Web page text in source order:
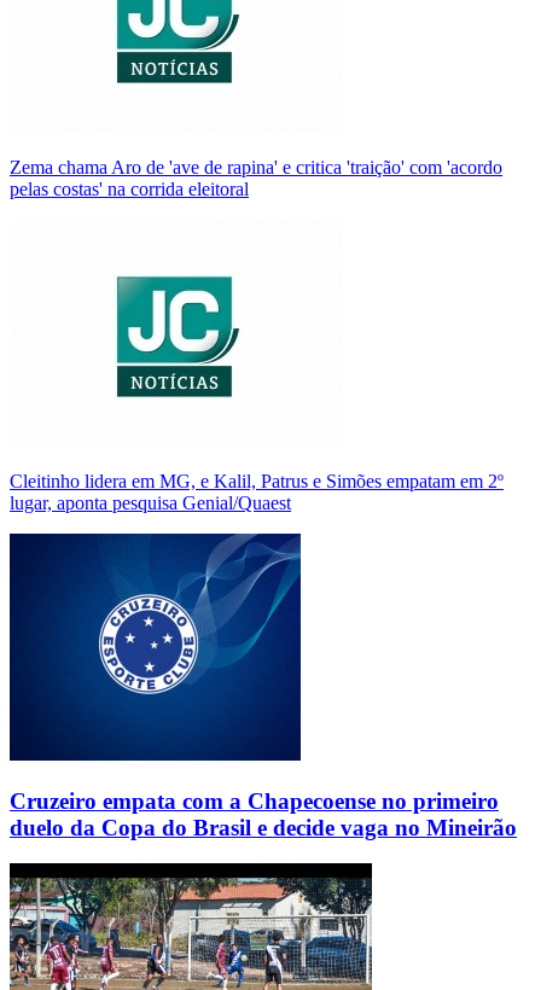
Zema chama Aro de 'ave de rapina' e critica 'traição' com 'acordo
pelas costas' na corrida eleitoral
Cleitinho lidera em MG, e Kalil, Patrus e Simões empatam em 2º
lugar, aponta pesquisa Genial/Quaest
Cruzeiro empata com a Chapecoense no primeiro
duelo da Copa do Brasil e decide vaga no Mineirão